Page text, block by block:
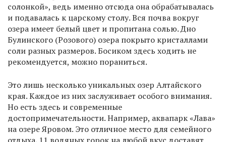
солонкой», ведь именно отсюда она обрабатывалась
и подавалась к царскому столу. Вся почва вокруг
озера имеет белый цвет и пропитана солью. Дно
Булинского (Розового) озера покрыто кристаллами
соли разных размеров. Босиком здесь ходить не
рекомендуется, можно пораниться.
Это лишь несколько уникальных озер Алтайского
края. Каждое из них заслуживает особого внимания.
Но есть здесь и современные
достопримечательности. Например, аквапарк «Лава»
на озере Яровом. Это отличное место для семейного